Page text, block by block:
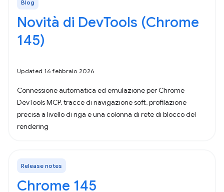
Blog
Novità di DevTools (Chrome
145)
Updated 16 febbraio 2026
Connessione automatica ed emulazione per Chrome
DevTools MCP, tracce di navigazione soft, profilazione
precisa a livello di riga e una colonna di rete di blocco del
rendering
Release notes
Chrome 145